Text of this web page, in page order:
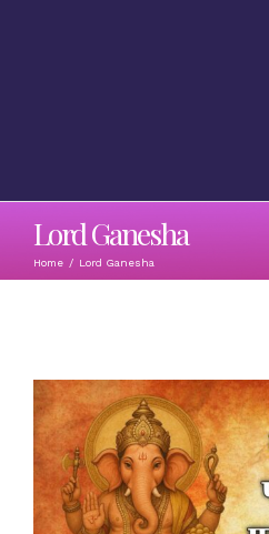
Lord Ganesha
Home / Lord Ganesha